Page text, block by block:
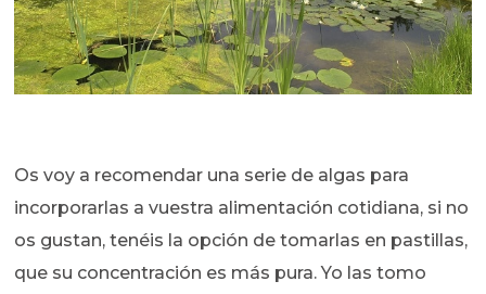
Os voy a recomendar una serie de algas para
incorporarlas a vuestra alimentación cotidiana, si no
os gustan, tenéis la opción de tomarlas en pastillas,
que su concentración es más pura. Yo las tomo